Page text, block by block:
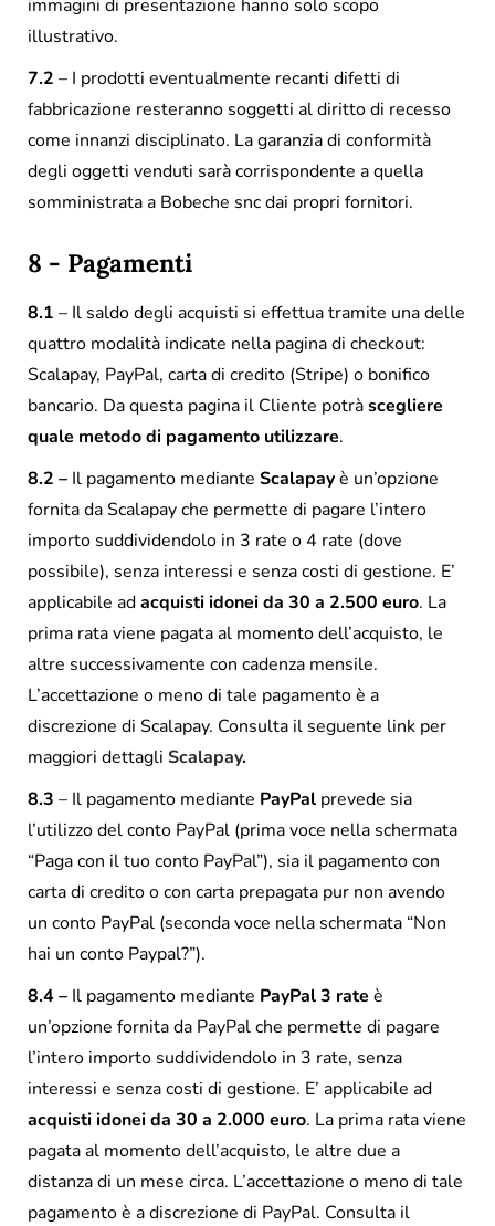
immagini di presentazione hanno solo scopo
illustrativo.
7.2 – I prodotti eventualmente recanti difetti di
fabbricazione resteranno soggetti al diritto di recesso
come innanzi disciplinato. La garanzia di conformità
degli oggetti venduti sarà corrispondente a quella
somministrata a Bobeche snc dai propri fornitori.
8 - Pagamenti
8.1 – Il saldo degli acquisti si effettua tramite una delle
quattro modalità indicate nella pagina di checkout:
Scalapay, PayPal, carta di credito (Stripe) o bonifico
bancario. Da questa pagina il Cliente potràscegliere
quale metodo di pagamento utilizzare.
8.2 – Il pagamento mediante Scalapayè un’opzione
fornita da Scalapay che permette di pagare l’intero
importo suddividendolo in 3 rate o 4 rate (dove
possibile), senza interessi e senza costi di gestione. E’
applicabile adacquisti idonei da 30 a 2.500 euro. La
prima rata viene pagata al momento dell’acquisto, le
altre successivamente con cadenza mensile.
L’accettazione o meno di tale pagamento è a
discrezione di Scalapay. Consulta il seguente link per
maggiori dettagli Scalapay.
8.3 – Il pagamento mediante PayPal prevede sia
l’utilizzo del conto PayPal (prima voce nella schermata
“Paga con il tuo conto PayPal”), sia il pagamento con
carta di credito o con carta prepagata pur non avendo
un conto PayPal (seconda voce nella schermata “Non
hai un conto Paypal?”).
8.4 – Il pagamento mediante PayPal3 rate è
un’opzione fornita da PayPal che permette di pagare
l’intero importo suddividendolo in 3 rate, senza
interessi e senza costi di gestione. E’ applicabile ad
acquisti idonei da 30 a 2.000 euro. La prima rata viene
pagata al momento dell’acquisto, le altre due a
distanza di un mese circa. L’accettazione o meno di tale
pagamento è a discrezione di PayPal. Consulta il